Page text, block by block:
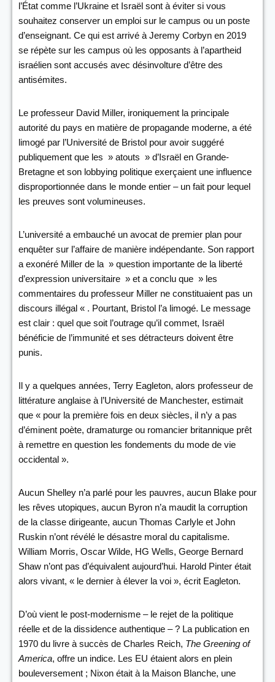
l’État comme l’Ukraine et Israël sont à éviter si vous
souhaitez conserver un emploi sur le campus ou un poste
d’enseignant. Ce qui est arrivé à Jeremy Corbyn en 2019
se répète sur les campus où les opposants à l’apartheid
israélien sont accusés avec désinvolture d’être des
antisémites.
Le professeur David Miller, ironiquement la principale
autorité du pays en matière de propagande moderne, a été
limogé par l’Université de Bristol pour avoir suggéré
publiquement que les » atouts » d’Israël en Grande-
Bretagne et son lobbying politique exerçaient une influence
disproportionnée dans le monde entier – un fait pour lequel
les preuves sont volumineuses.
L’université a embauché un avocat de premier plan pour
enquêter sur l’affaire de manière indépendante. Son rapport
a exonéré Miller de la » question importante de la liberté
d’expression universitaire » et a conclu que » les
commentaires du professeur Miller ne constituaient pas un
discours illégal « . Pourtant, Bristol l’a limogé. Le message
est clair : quel que soit l’outrage qu’il commet, Israël
bénéficie de l’immunité et ses détracteurs doivent être
punis.
Il y a quelques années, Terry Eagleton, alors professeur de
littérature anglaise à l’Université de Manchester, estimait
que « pour la première fois en deux siècles, il n’y a pas
d’éminent poète, dramaturge ou romancier britannique prêt
à remettre en question les fondements du mode de vie
occidental ».
Aucun Shelley n’a parlé pour les pauvres, aucun Blake pour
les rêves utopiques, aucun Byron n’a maudit la corruption
de la classe dirigeante, aucun Thomas Carlyle et John
Ruskin n’ont révélé le désastre moral du capitalisme.
William Morris, Oscar Wilde, HG Wells, George Bernard
Shaw n’ont pas d’équivalent aujourd’hui. Harold Pinter était
alors vivant, « le dernier à élever la voi », écrit Eagleton.
D’où vient le post-modernisme – le rejet de la politique
réelle et de la dissidence authentique – ? La publication en
1970 du livre à succès de Charles Reich, The Greening of
America, offre un indice. Les EU étaient alors en plein
bouleversement ; Nixon était à la Maison Blanche, une